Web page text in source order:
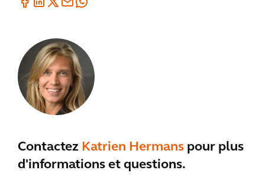
Contactez Katrien Hermans pour plus
d'informations et questions.